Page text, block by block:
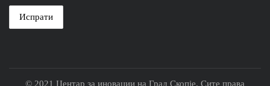
© 2021 Центар за иновации на Град Скопје. Сите права